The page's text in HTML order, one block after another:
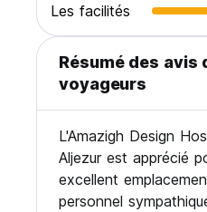
Les facilités
Résumé des avis
voyageurs
L'Amazigh Design
Aljezur est apprécié
excellent
personnel